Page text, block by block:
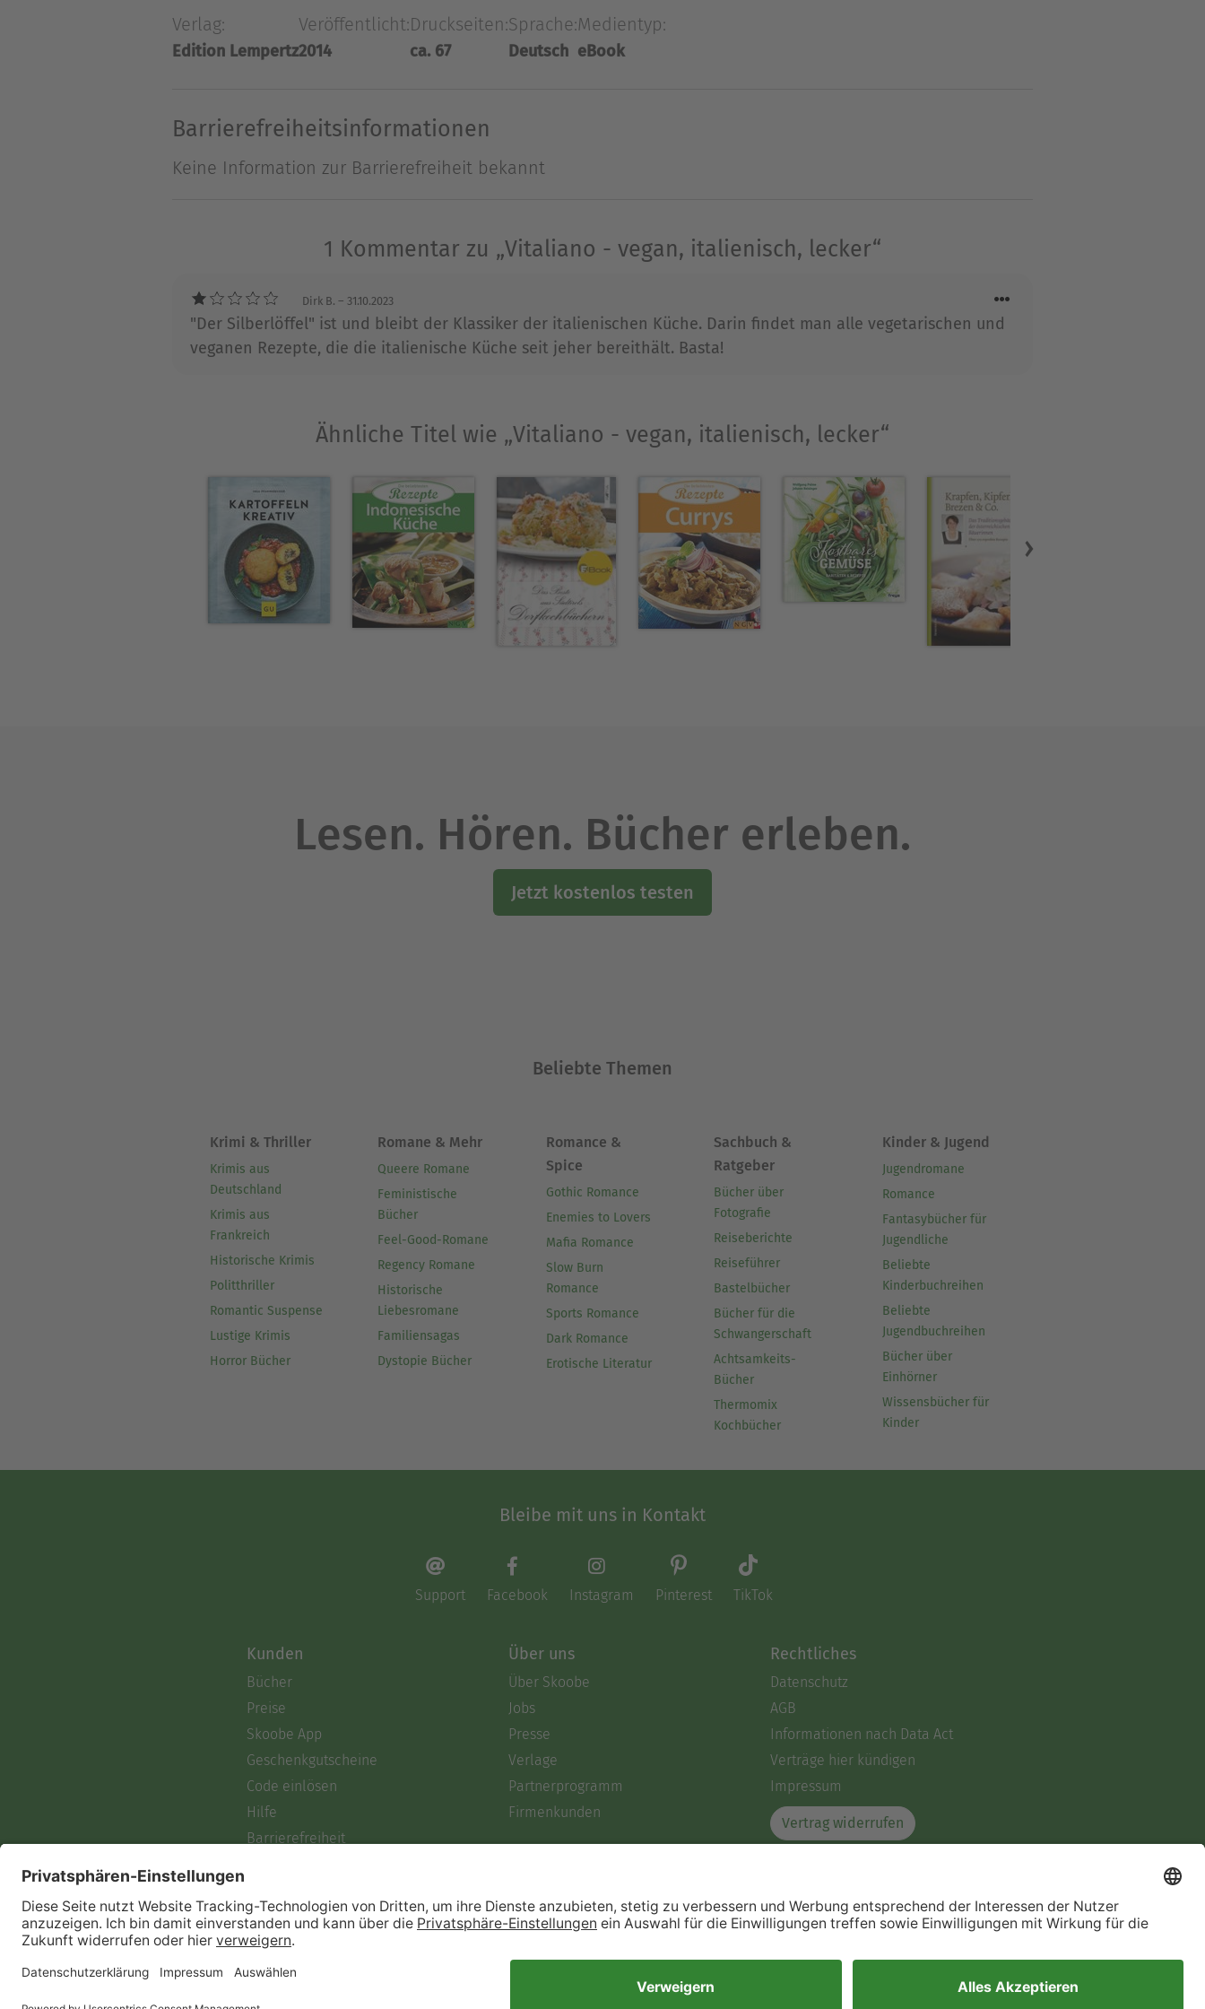
italienischen Kräutern und Gewürzen das Lebensgefühl Italiens einfängt.
Verlag:
Edition Lempertz
Veröffentlicht:
2014
Druckseiten:
ca. 67
Sprache:
Deutsch
Medientyp:
eBook
Barrierefreiheitsinformationen
Keine Information zur Barrierefreiheit bekannt
1 Kommentar zu „Vitaliano - vegan, italienisch, lecker“
Dirk B. – 31.10.2023
"Der Silberlöffel" ist und bleibt der Klassiker der italienischen Küche. Darin findet man alle vegetarischen und
veganen Rezepte, die die italienische Küche seit jeher bereithält. Basta!
Ähnliche Titel wie „Vitaliano - vegan, italienisch, lecker“
Lesen. Hören. Bücher erleben.
Jetzt kostenlos testen
Beliebte Themen
Krimi & Thriller
Krimis aus
Deutschland
Krimis aus
Frankreich
Historische Krimis
Politthriller
Romantic Suspense
Lustige Krimis
Horror Bücher
Romane & Mehr
Queere Romane
Feministische
Bücher
Feel-Good-Romane
Regency Romane
Historische
Liebesromane
Familiensagas
Dystopie Bücher
Romance &
Spice
Gothic Romance
Enemies to Lovers
Mafia Romance
Slow Burn
Romance
Sports Romance
Dark Romance
Erotische Literatur
Sachbuch &
Ratgeber
Bücher über
Fotografie
Reiseberichte
Reiseführer
Bastelbücher
Bücher für die
Schwangerschaft
Achtsamkeits-
Bücher
Thermomix
Kochbücher
Kinder & Jugend
Jugendromane
Romance
Fantasybücher für
Jugendliche
Beliebte
Kinderbuchreihen
Beliebte
Jugendbuchreihen
Bücher über
Einhörner
Wissensbücher für
Kinder
Bleibe mit uns in Kontakt
Support Facebook Instagram Pinterest TikTok
Kunden
Bücher
Preise
Skoobe App
Geschenkgutscheine
Code einlösen
Hilfe
Barrierefreiheit
Über uns
Über Skoobe
Jobs
Presse
Verlage
Partnerprogramm
Firmenkunden
Rechtliches
Datenschutz
AGB
Informationen nach Data Act
Verträge hier kündigen
Impressum
Vertrag widerrufen
Immer ein gutes Buch